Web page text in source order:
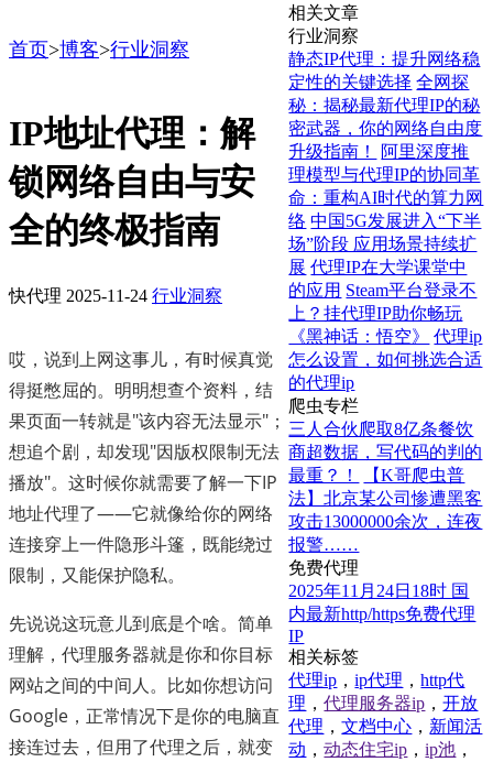
首页>博客>行业洞察
IP地址代理：解
锁网络自由与安
全的终极指南
快代理 2025-11-24 行业洞察
哎，说到上网这事儿，有时候真觉
得挺憋屈的。明明想查个资料，结
果页面一转就是"该内容无法显示"；
想追个剧，却发现"因版权限制无法
播放"。这时候你就需要了解一下IP
地址代理了——它就像给你的网络
连接穿上一件隐形斗篷，既能绕过
限制，又能保护隐私。
先说说这玩意儿到底是个啥。简单
理解，代理服务器就是你和你目标
网站之间的中间人。比如你想访问
Google，正常情况下是你的电脑直
接连过去，但用了代理之后，就变
相关文章
行业洞察
静态IP代理：提升网络稳
定性的关键选择 全网探
秘：揭秘最新代理IP的秘
密武器，你的网络自由度
升级指南！
阿里深度推
理模型与代理IP的协同革
命：重构AI时代的算力网
络 中国5G发展进入“下半
场”阶段 应用场景持续扩
展 代理IP在大学课堂中
的应用 Steam平台登录不
上？挂代理IP助你畅玩
《黑神话：悟空》
代理ip
怎么设置，如何挑选合适
的代理ip
爬虫专栏
三人合伙爬取8亿条餐饮
商超数据，写代码的判的
最重？！
【K哥爬虫普
法】北京某公司惨遭黑客
攻击13000000余次，连夜
报警……
免费代理
2025年11月24日18时 国
内最新http/https免费代理
IP
相关标签
代理ip ，ip代理 ，http代
理 ，代理服务器ip ，开放
代理 ，文档中心 ， 新闻活
动 ，动态住宅ip ，ip池 ，